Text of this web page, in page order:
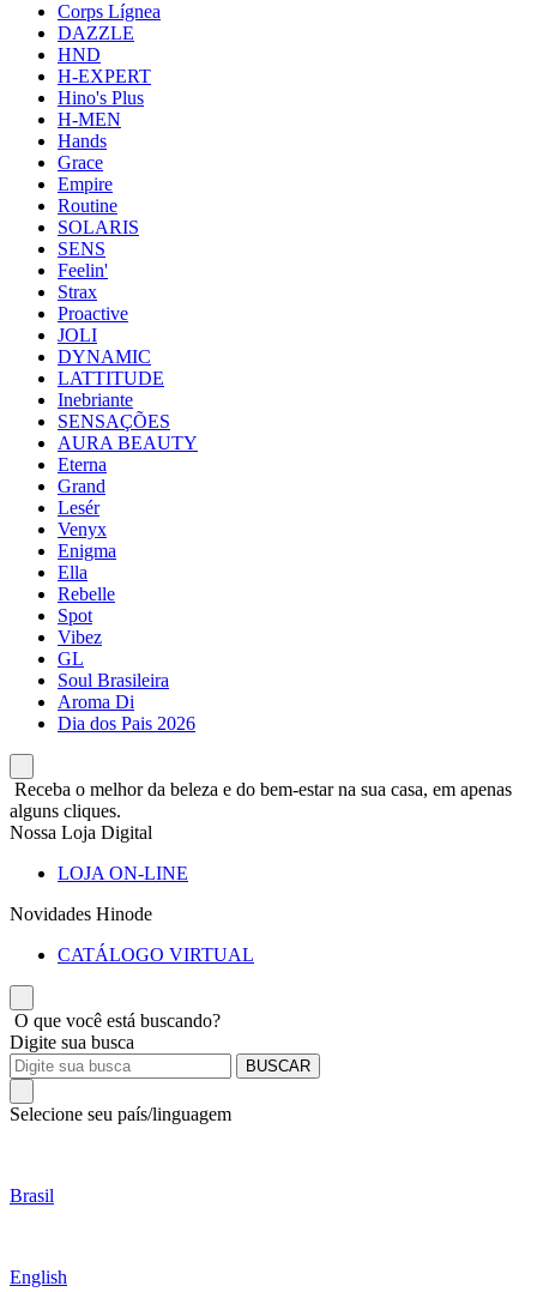
Corps Lígnea
DAZZLE
HND
H-EXPERT
Hino's Plus
H-MEN
Hands
Grace
Empire
Routine
SOLARIS
SENS
Feelin'
Strax
Proactive
JOLI
DYNAMIC
LATTITUDE
Inebriante
SENSAÇÕES
AURA BEAUTY
Eterna
Grand
Lesér
Venyx
Enigma
Ella
Rebelle
Spot
Vibez
GL
Soul Brasileira
Aroma Di
Dia dos Pais 2026
Receba o melhor da beleza e do bem-estar na sua casa, em apenas
alguns cliques.
Nossa Loja Digital
LOJA ON-LINE
Novidades Hinode
CATÁLOGO VIRTUAL
O que você está buscando?
Digite sua busca
BUSCAR
Selecione seu país/linguagem
Brasil
English